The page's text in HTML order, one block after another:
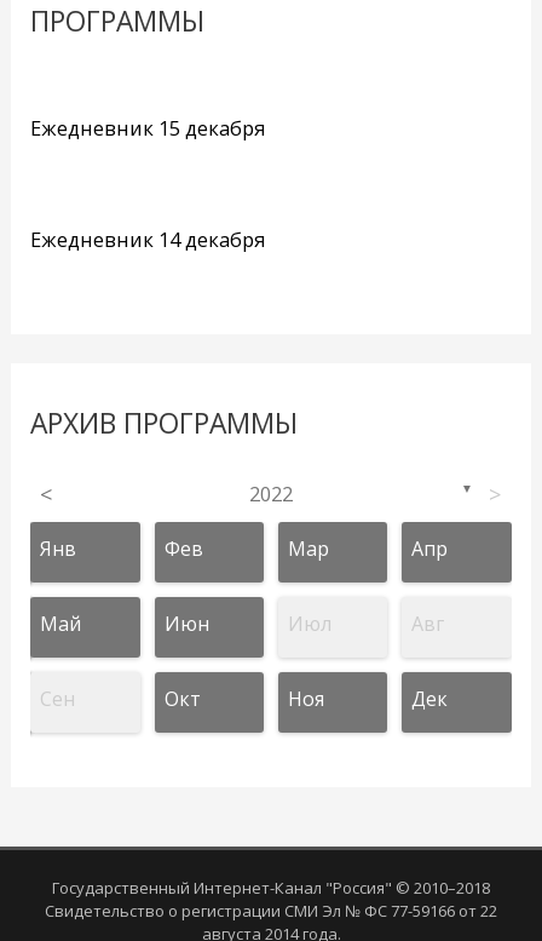
ПРОГРАММЫ
Ежедневник 15 декабря
Ежедневник 14 декабря
АРХИВ ПРОГРАММЫ
< 2022 ▼ >
Янв Фев Мар Апр
Май Июн Июл Авг
Сен Окт Ноя Дек
Государственный Интернет-Канал "Россия" © 2010–2018
Свидетельство о регистрации СМИ Эл № ФС 77-59166 от 22
августа 2014 года.